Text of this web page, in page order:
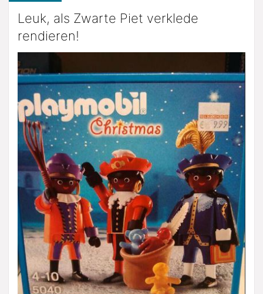
Leuk, als Zwarte Piet verklede
rendieren!